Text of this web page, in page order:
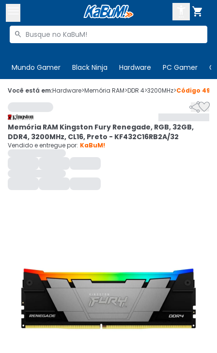

Buscar produtos

Mundo Gamer Black Ninja Hardware PC Gamer
 Olá. Acesse sua conta
 Departamentos
Cupons
Mais Vendidos
Ativar tradutor em libras
CADASTRE-SE
Você está em:Hardware>Memória RAM>DDR 4>3200MHz>Código

Memória RAM Kingston Fury Renegade, RGB, 32GB,
DDR4, 3200MHz, CL16, Preto - KF432C16RB2A/32
Vendido e entregue por: KaBuM!